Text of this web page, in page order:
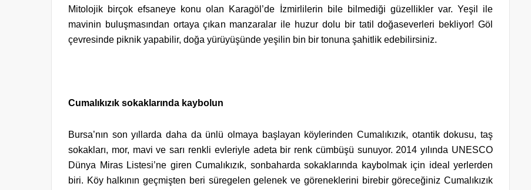
Mitolojik birçok efsaneye konu olan Karagöl’de İzmirlilerin bile bilmediği güzellikler var. Yeşil ile
mavinin buluşmasından ortaya çıkan manzaralar ile huzur dolu bir tatil doğaseverleri bekliyor! Göl
çevresinde piknik yapabilir, doğa yürüyüşünde yeşilin bin bir tonuna şahitlik edebilirsiniz.
Cumalıkızık sokaklarında kaybolun
Bursa’nın son yıllarda daha da ünlü olmaya başlayan köylerinden Cumalıkızık, otantik dokusu, taş
sokakları, mor, mavi ve sarı renkli evleriyle adeta bir renk cümbüşü sunuyor. 2014 yılında UNESCO
Dünya Miras Listesi’ne giren Cumalıkızık, sonbaharda sokaklarında kaybolmak için ideal yerlerden
biri. Köy halkının geçmişten beri süregelen gelenek ve göreneklerini birebir göreceğiniz Cumalıkızık